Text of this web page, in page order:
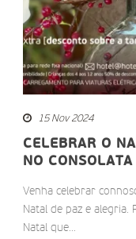
15 Nov 2024
CELEBRAR O
NO
Venha celebrar
Natal de paz e alegria.
Natal que...